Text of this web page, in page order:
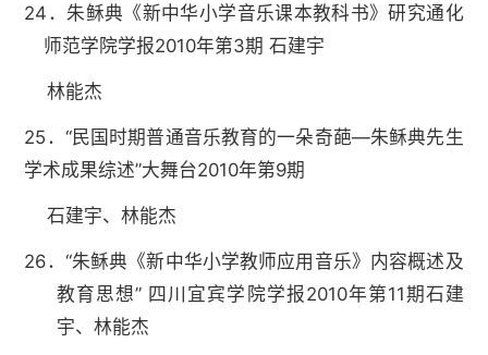
24．朱稣典《新中华小学音乐课本教科书》研究通化
师范学院学报2010年第3期 石建宇
林能杰
25．“民国时期普通音乐教育的一朵奇葩—朱稣典先生
学术成果综述”大舞台2010年第9期
石建宇、林能杰
26．“朱稣典《新中华小学教师应用音乐》内容概述及
教育思想” 四川宜宾学院学报2010年第11期石建
宇、林能杰